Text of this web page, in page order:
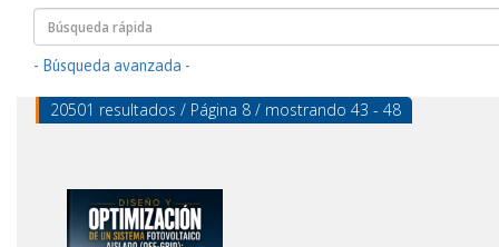
- Búsqueda avanzada -
20501 resultados / Página 8 / mostrando 43 - 48